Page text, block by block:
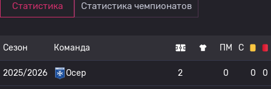
Статистика Статистика чемпионатов
Сезон Команда ПМ С
2025/2026 Осер 2 0 0 0